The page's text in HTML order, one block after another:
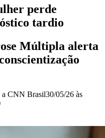
perde
tardio
Múltipla alerta
a CNN Brasil30/05/26 às